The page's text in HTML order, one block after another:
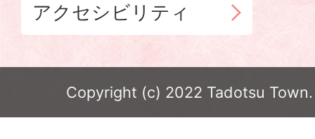
アクセシビリティ
Copyright (c) 2022 Tadotsu